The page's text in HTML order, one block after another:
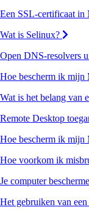
Een SSL-certificaat in
Wat is Selinux?
Open DNS-resolvers
Hoe bescherm ik mijn
Wat is het belang van
Remote Desktop
Hoe bescherm ik mijn
Hoe voorkom ik
Je computer
Het gebruiken van